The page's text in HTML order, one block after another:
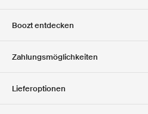
Boozt entdecken
Presse &
Zahlungsmöglichkeiten
Lieferoptionen